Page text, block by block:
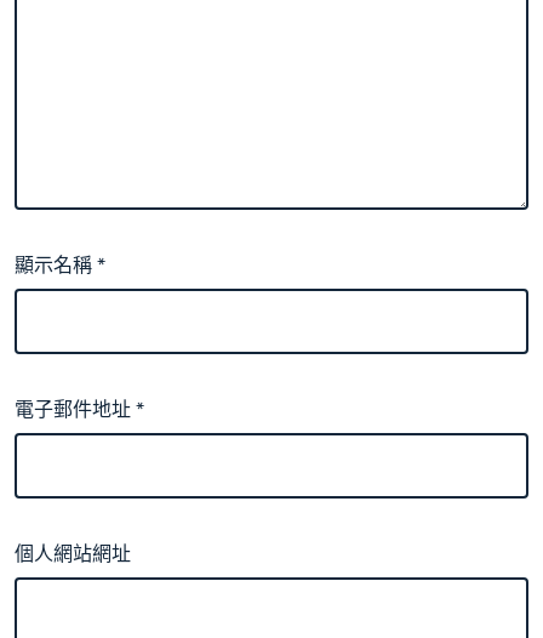
顯示名稱*
電子郵件地址*
個人網站網址